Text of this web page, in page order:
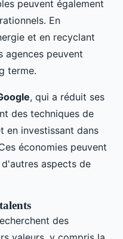
peuvent également
En
et en recyclant
agences peuvent
terme.
, qui a réduit ses
des techniques de
en investissant dans
économies peuvent
aspects de
des